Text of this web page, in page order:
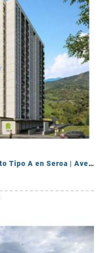
Cesión de Derechos – Apartamento Tipo A en Seroa | Avenida Centenario